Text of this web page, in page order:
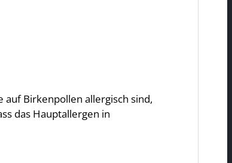
auf Birkenpollen allergisch sind,
das Hauptallergen in